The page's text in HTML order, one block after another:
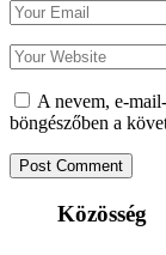
A nevem, e-
böngészőben a
Közösség